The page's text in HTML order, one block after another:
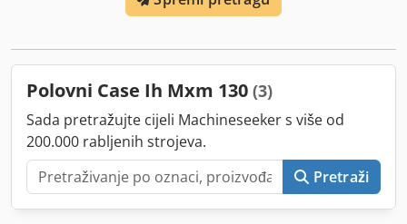
Polovni Case Ih Mxm 130 (3)
Sada pretražujte cijeli Machineseeker s više od
200.000 rabljenih strojeva.
Pretraži